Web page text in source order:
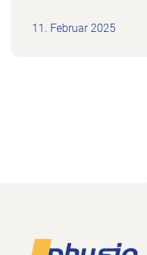
11. Februar 2025
Footer